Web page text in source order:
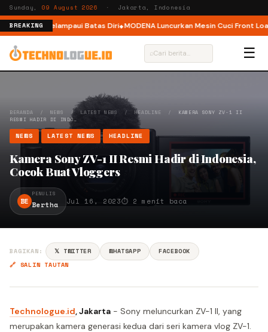
Sunday, 09 August 2026 · Jakarta, Indonesia
BREAKING
Pelari Melampaui Batas Diri MODENA Luncurkan Mesin Cuci Front
⌕ ☰
BERANDA / NEWS / LATEST NEWS / HEADLINE / KAMERA SONY ZV-1 II
RESMI HADIR DI INDO…
NEWS LATEST NEWS HEADLINE
Kamera Sony ZV-1 II Resmi Hadir di Indonesia,
Cocok Buat Vloggers
BE
PENULIS
Bertha Jul 16, 2023⏱ 2 menit baca
BAGIKAN: 𝕏 TWITTER WHATSAPP
FACEBOOK
🔗 SALIN TAUTAN
Technologue.id, Jakarta - Sony meluncurkan ZV-1 II, yang
merupakan kamera generasi kedua dari seri kamera vlog ZV-1.